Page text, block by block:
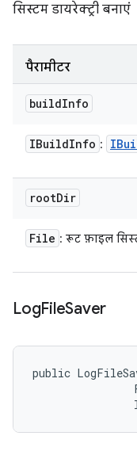
सिस्टम डायरेक्ट्री बनाएं
पैरामीटर
buildInfo
IBuildInfo :
rootDir
File : रूट फ़ाइल
LogFileSaver
public